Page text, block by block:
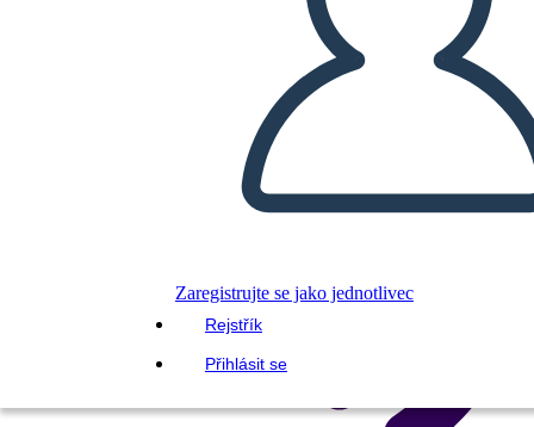
Zaregistrujte se jako jednotlivec
Rejstřík
Přihlásit se